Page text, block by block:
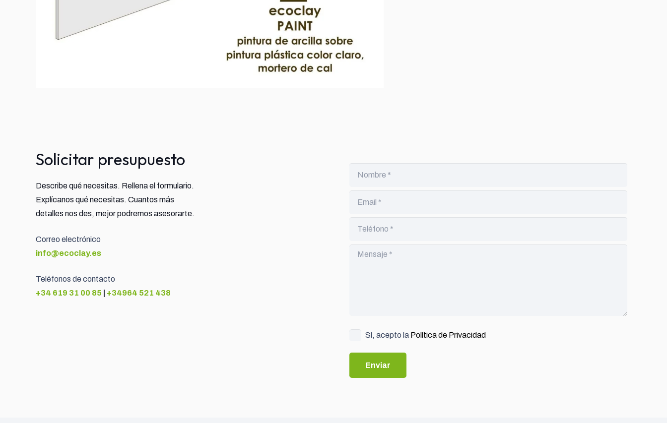
Solicitar presupuesto
Describe qué necesitas. Rellena el formulario.
Explícanos qué necesitas. Cuantos más
detalles nos des, mejor podremos asesorarte.
Correo electrónico
info@ecoclay.es
Teléfonos de contacto
+34 619 31 00 85
+34964 521 438
Sí, acepto la Política de Privacidad